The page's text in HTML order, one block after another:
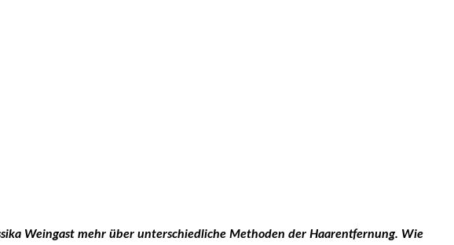
Weingast mehr über unterschiedliche Methoden der Haarentfernung. Wie